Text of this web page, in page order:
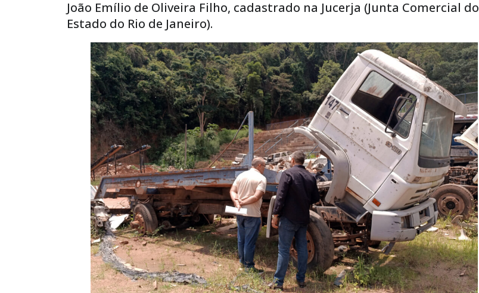
João Emílio de Oliveira Filho, cadastrado na Jucerja (Junta Comercial do
Estado do Rio de Janeiro).